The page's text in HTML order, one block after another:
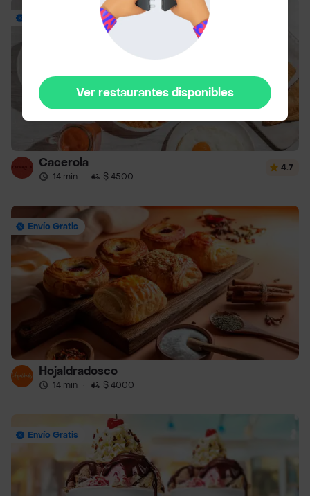
Cacerola
14 min · $ 4500
4.7
Envío Gratis
Hojaldradosco
14 min · $ 4000
Envío Gratis
Ver restaurantes disponibles